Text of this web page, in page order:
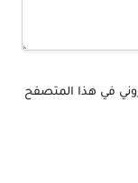
في هذا المتصفح